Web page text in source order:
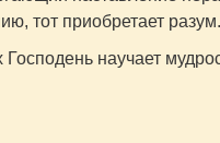
тот приобретает разум.
Господень научает